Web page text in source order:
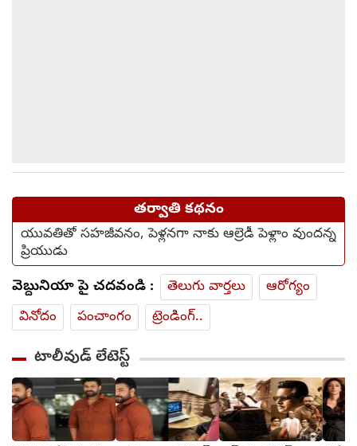
తర్వాతి కథనం
యువతితో సహజీవనం, పెళ్లనగా నాకు ఆల్రెడీ పెళ్లాం వుందన్న
ప్రియుడు
వెబ్దునియా పై చదవండి : తెలుగు వార్తలు
ఆరోగ్యం
వినోదం
పంచాంగం ట్రెండింగ్..
టాలీవుడ్ లేటెస్ట్